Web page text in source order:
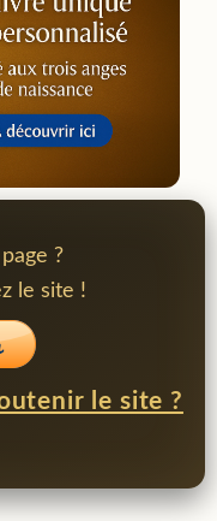
?
le site !
le site ?